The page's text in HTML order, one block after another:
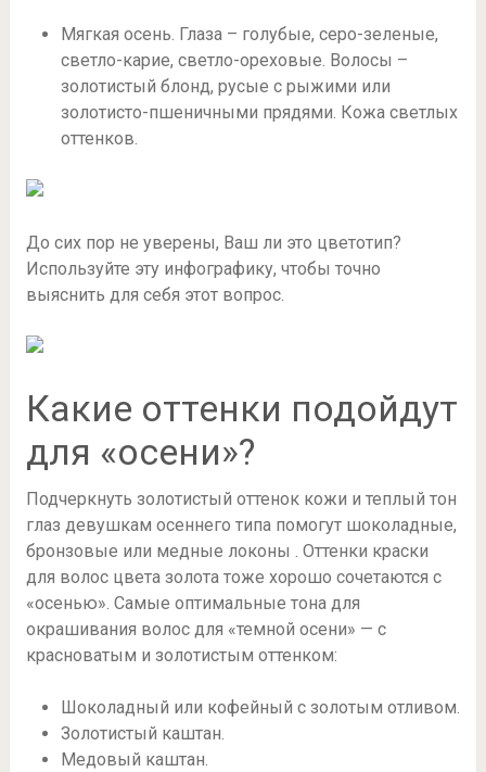
Мягкая осень. Глаза – голубые, серо-зеленые,
светло-карие, светло-ореховые. Волосы –
золотистый блонд, русые с рыжими или
золотисто-пшеничными прядями. Кожа светлых
оттенков.
До сих пор не уверены, Ваш ли это цветотип?
Используйте эту инфографику, чтобы точно
выяснить для себя этот вопрос.
Какие оттенки подойдут
для «осени»?
Подчеркнуть золотистый оттенок кожи и теплый тон
глаз девушкам осеннего типа помогут шоколадные,
бронзовые или медные локоны . Оттенки краски
для волос цвета золота тоже хорошо сочетаются с
«осенью». Самые оптимальные тона для
окрашивания волос для «темной осени» — с
красноватым и золотистым оттенком:
Шоколадный или кофейный с золотым отливом.
Золотистый каштан.
Медовый каштан.